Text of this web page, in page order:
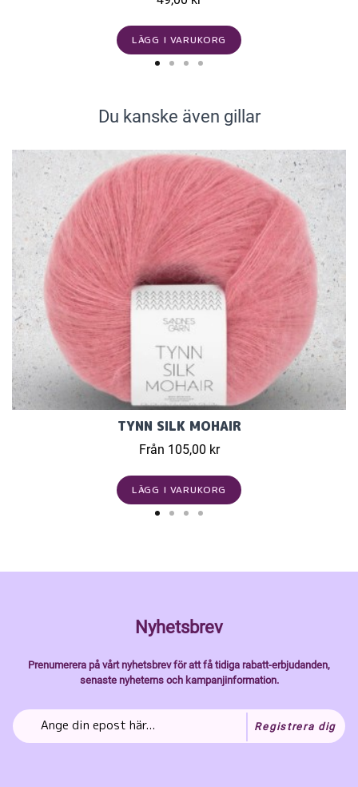
LÄGG I VARUKORG
Du kanske även gillar
TYNN SILK MOHAIR
Från 105,00 kr
LÄGG I VARUKORG
Nyhetsbrev
Prenumerera på vårt nyhetsbrev för att få tidiga rabatt-erbjudanden,
senaste nyheterns och kampanjinformation.
Registrera dig